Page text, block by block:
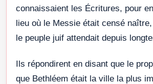
connaissaient les Écritures, pour
lieu où le Messie était censé
le peuple juif attendait depuis
Ils répondirent en disant que le
que Bethléem était la ville la plus